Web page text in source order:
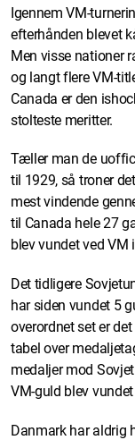
Igennem VM-
efterhånden blevet
Men visse nationer
og langt flere VM-
Canada er den
stolteste meritter.
Tæller man de
til 1929, så troner
mest vindende
til Canada hele 27
blev vundet ved VM
Det tidligere
har siden vundet 5
overordnet set er
tabel over
medaljer mod
VM-guld blev
Danmark har aldrig